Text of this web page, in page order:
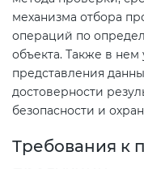
механизма отбора
операций по
объекта. Также в нем
представления
достоверности
безопасности и
Требования к